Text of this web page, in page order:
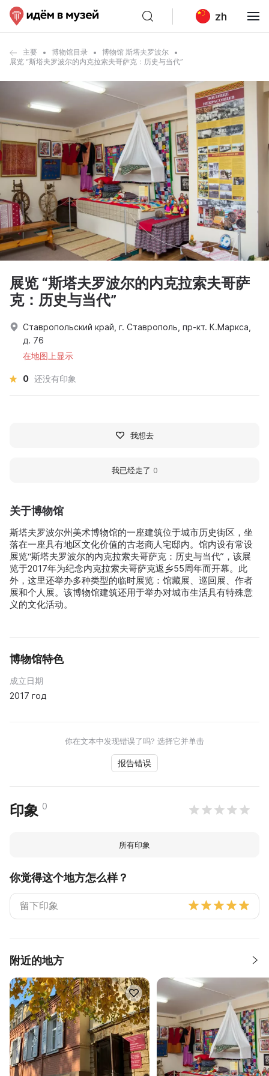
zh
主要 博物馆目录
博物馆 斯塔夫罗波尔
展览 “斯塔夫罗波尔的内克拉索夫哥萨克：历史与当代”
关于博物馆
斯塔夫罗波尔州美术博物馆的一座建筑位于城市历史街区，坐
落在一座具有地区文化价值的古老商人宅邸内。馆内设有常设
展览“斯塔夫罗波尔的内克拉索夫哥萨克：历史与当代”，该展
览于2017年为纪念内克拉索夫哥萨克返乡55周年而开幕。此
外，这里还举办多种类型的临时展览：馆藏展、巡回展、作者
展和个人展。该博物馆建筑还用于举办对城市生活具有特殊意
义的文化活动。
博物馆特色
成立日期
2017 год
你在文本中发现错误了吗? 选择它并单击
报告错误
印象 0
所有印象
你觉得这个地方怎么样？
附近的地方
展览 “斯塔夫罗波尔的内克拉索夫哥萨
克：历史与当代”
Ставропольский край, г. Ставрополь, пр-кт. К.Маркса,
д. 76
在地图上显示
0 还没有印象
我想去
我已经走了 0